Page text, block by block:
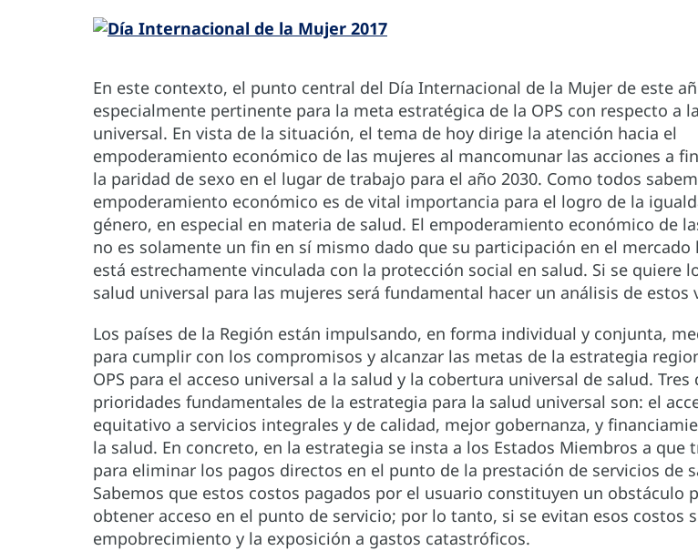
En este contexto, el punto central del Día Internacional de la Mujer de este
especialmente pertinente para la meta estratégica de la OPS con respecto a
universal. En vista de la situación, el tema de hoy dirige la atención hacia el
empoderamiento económico de las mujeres al mancomunar las acciones a
la paridad de sexo en el lugar de trabajo para el año 2030. Como todos
empoderamiento económico es de vital importancia para el logro de la
género, en especial en materia de salud. El empoderamiento económico de
no es solamente un fin en sí mismo dado que su participación en el mercado
está estrechamente vinculada con la protección social en salud. Si se quiere
salud universal para las mujeres será fundamental hacer un análisis de estos
Los países de la Región están impulsando, en forma individual y conjunta,
para cumplir con los compromisos y alcanzar las metas de la estrategia
OPS para el acceso universal a la salud y la cobertura universal de salud. Tres
prioridades fundamentales de la estrategia para la salud universal son: el
equitativo a servicios integrales y de calidad, mejor gobernanza, y
la salud. En concreto, en la estrategia se insta a los Estados Miembros a que
para eliminar los pagos directos en el punto de la prestación de servicios de
Sabemos que estos costos pagados por el usuario constituyen un obstáculo
obtener acceso en el punto de servicio; por lo tanto, si se evitan esos costos
empobrecimiento y la exposición a gastos catastróficos.